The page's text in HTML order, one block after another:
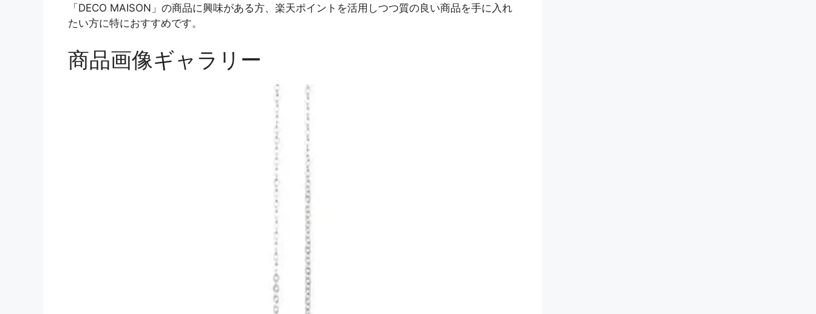
「DECO MAISON」の商品に興味がある方、楽天ポイントを活用しつつ質の良い商品を手に入れ
たい方に特におすすめです。
商品画像ギャラリー